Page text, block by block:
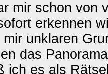
mir schon von
erkennen
mir unklaren
das
ich es als